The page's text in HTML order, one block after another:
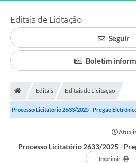
A Prefeitura
Município
Transparência
1DOC
Editais de Licitação
Seguir
Boletim
Editais Editais de Licitação
Processo Licitatório 2633/2025 - Pregão
Processo Licitatório 2633/2025 -
Imprimir